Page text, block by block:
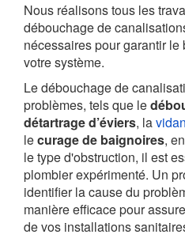
Nous réalisons tous les
débouchage de
nécessaires pour garantir
votre système.
Le débouchage de
problèmes, tels que le
détartrage d’éviers, la
lecurage de baignoires,
le type d'obstruction, il est
plombier expérimenté. Un
identifier la cause du
manière efficace pour
de vos installations